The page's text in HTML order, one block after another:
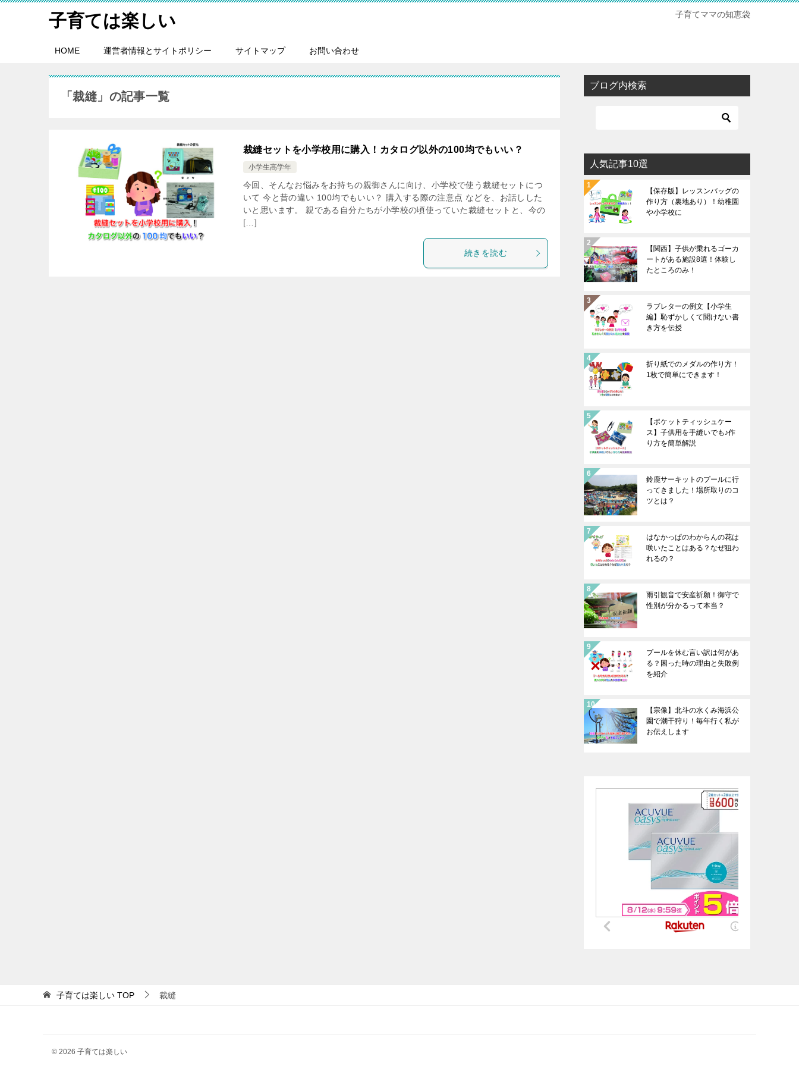
子育ては楽しい 子育てママの知恵袋
HOME 運営者情報とサイトポリシー サイトマップ お問い合わせ
「裁縫」の記事一覧
裁縫セットを小学校用に購入！カタログ以外の100均でもいい？
小学生高学年
今回、そんなお悩みをお持ちの親御さんに向け、小学校で使う裁縫セットにつ
いて 今と昔の違い 100均でもいい？ 購入する際の注意点 などを、お話しした
いと思います。 親である自分たちが小学校の頃使っていた裁縫セットと、今の
[…]
続きを読む
ブログ内検索
人気記事10選
【保存版】レッスンバッグの
作り方（裏地あり）！幼稚園
や小学校に
【関西】子供が乗れるゴーカ
ートがある施設8選！体験し
たところのみ！
ラブレターの例文【小学生
編】恥ずかしくて聞けない書
き方を伝授
折り紙でのメダルの作り方！
1枚で簡単にできます！
【ポケットティッシュケー
ス】子供用を手縫いでも♪作
り方を簡単解説
鈴鹿サーキットのプールに行
ってきました！場所取りのコ
ツとは？
はなかっぱのわからんの花は
咲いたことはある？なぜ狙わ
れるの？
雨引観音で安産祈願！御守で
性別が分かるって本当？
プールを休む言い訳は何があ
る？困った時の理由と失敗例
を紹介
【宗像】北斗の水くみ海浜公
園で潮干狩り！毎年行く私が
お伝えします
子育ては楽しい TOP 裁縫
© 2026 子育ては楽しい